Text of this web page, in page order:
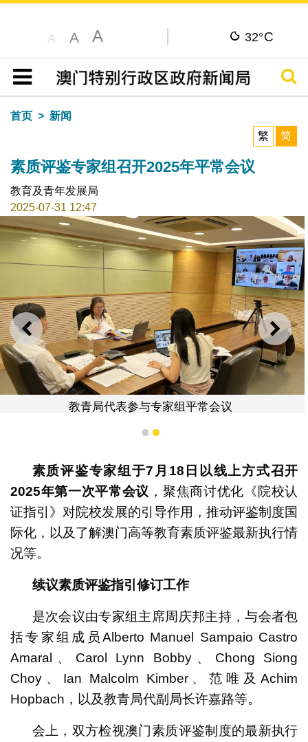
A A A 32°C
目录
搜寻
首页
新闻
繁
简
素质评鉴专家组召开2025年平常会议
教育及青年发展局
2025-07-31 12:47
上一则 下一
教青局代表参与专家组平常会议
1 2
素质评鉴专家组于7 月 18 日以线上方式召开
2025年第一次平常会议 ，聚焦商讨优化《院校认
证指引》对院校发展的引导作用，推动评鉴制度国
际化，以及了解澳门高等教育素质评鉴最新执行情
况等。
续议素质评鉴指引修订工作
是次会议由专家组主席周庆邦主持，与会者包
括专家组成员Alberto Manuel Sampaio Castro
Amaral、Carol Lynn Bobby、Chong Siong
Choy、Ian Malcolm Kimber、范唯及Achim
Hopbach，以及教青局代副局长许嘉路等。
会上，双方检视澳门素质评鉴制度的最新执行